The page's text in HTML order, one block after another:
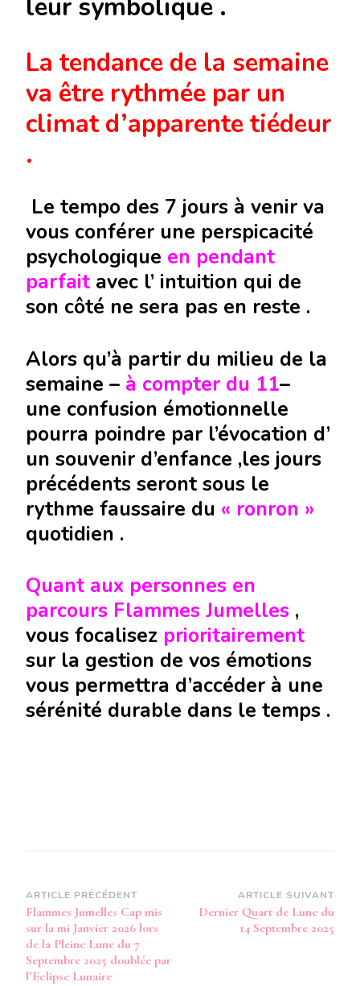
leur symbolique .
La tendance de la semaine
va être rythmée par un
climat d’apparente tiédeur
.
Le tempo des 7 jours à venir va
vous conférer une perspicacité
psychologique en pendant
parfait avec l’ intuition qui de
son côté ne sera pas en reste .
Alors qu’à partir du milieu de la
semaine – à compter du 11–
une confusion émotionnelle
pourra poindre par l’évocation d’
un souvenir d’enfance ,les jours
précédents seront sous le
rythme faussaire du « ronron »
quotidien .
Quant aux personnes en
parcours Flammes Jumelles ,
vous focalisez prioritairement
sur la gestion de vos émotions
vous permettra d’accéder à une
sérénité durable dans le temps .
Navigation
d’article
ARTICLE PRÉCÉDENT
Flammes Jumelles Cap mis
sur la mi Janvier 2026 lors
de la Pleine Lune du 7
Septembre 2025 doublée par
l’Eclipse Lunaire
ARTICLE SUIVANT
Dernier Quart de Lune du
14 Septembre 2025